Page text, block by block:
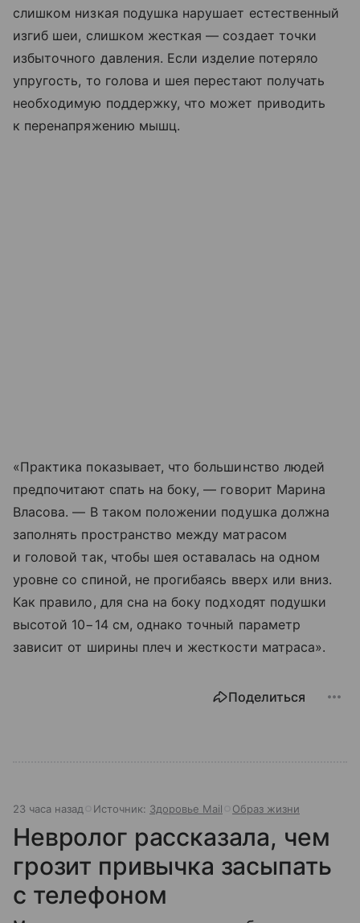
слишком низкая подушка нарушает естественный
изгиб шеи, слишком жесткая — создает точки
избыточного давления. Если изделие потеряло
упругость, то голова и шея перестают получать
необходимую поддержку, что может приводить
к перенапряжению мышц.
«Практика показывает, что большинство людей
предпочитают спать на боку, — говорит Марина
Власова. — В таком положении подушка должна
заполнять пространство между матрасом
и головой так, чтобы шея оставалась на одном
уровне со спиной, не прогибаясь вверх или вниз.
Как правило, для сна на боку подходят подушки
высотой 10−14 см, однако точный параметр
зависит от ширины плеч и жесткости матраса».
Поделиться
23 часа назад Источник: Здоровье Mail Образ жизни
Невролог рассказала, чем
грозит привычка засыпать
с телефоном